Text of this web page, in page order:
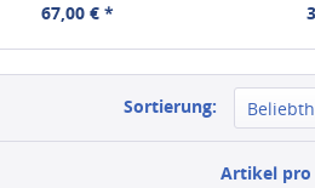
67,00 € *
Sortierung:
Artikel pro